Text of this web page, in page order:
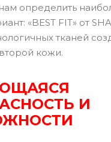
определить
«BEST FIT» от
тканей
кожи.
И